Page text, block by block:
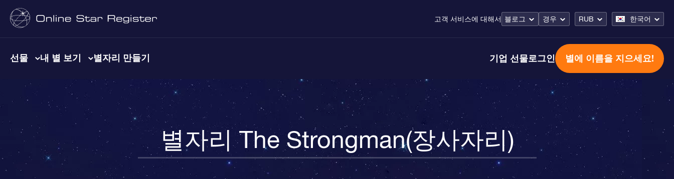
고객 서비스에 대해서 블로그 경우 RUB 한국어
선물 내 별 보기 별자리 만들기 기업 선물로그인 별에 이름을 지으세요!
별자리 The Strongman(장사자리)